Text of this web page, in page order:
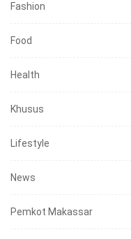
Fashion
Food
Health
Khusus
Lifestyle
News
Pemkot Makassar